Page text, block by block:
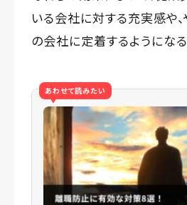
いる会社に対する充実感や、
の会社に定着するようになる
あわせて読みたい